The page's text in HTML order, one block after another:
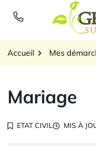
Accueil Mes
Mariage
ETAT CIVIL MIS À